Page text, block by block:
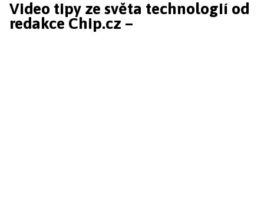
Video tipy ze světa technologií od
redakce Chip.cz –